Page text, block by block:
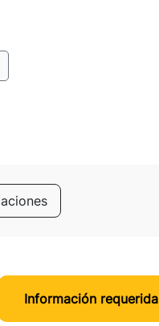
Información requerida